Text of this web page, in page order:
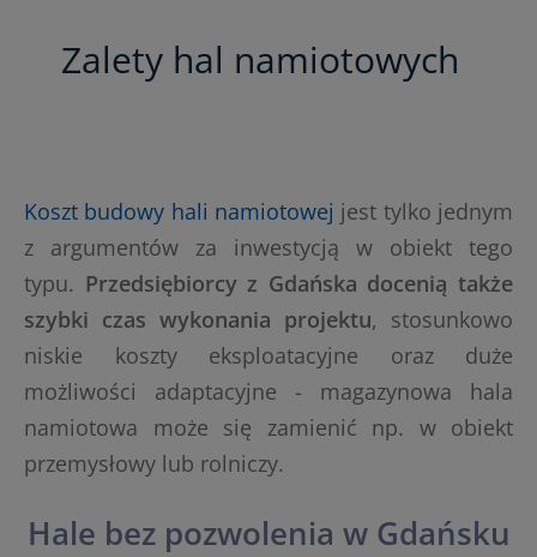
Zalety hal namiotowych
Koszt budowy hali namiotowej jest tylko jednym
z argumentów za inwestycją w obiekt tego
typu. Przedsiębiorcy z Gdańska docenią także
szybki czas wykonania projektu, stosunkowo
niskie koszty eksploatacyjne oraz duże
możliwości adaptacyjne - magazynowa hala
namiotowa może się zamienić np. w obiekt
przemysłowy lub rolniczy.
Hale bez pozwolenia w Gdańsku